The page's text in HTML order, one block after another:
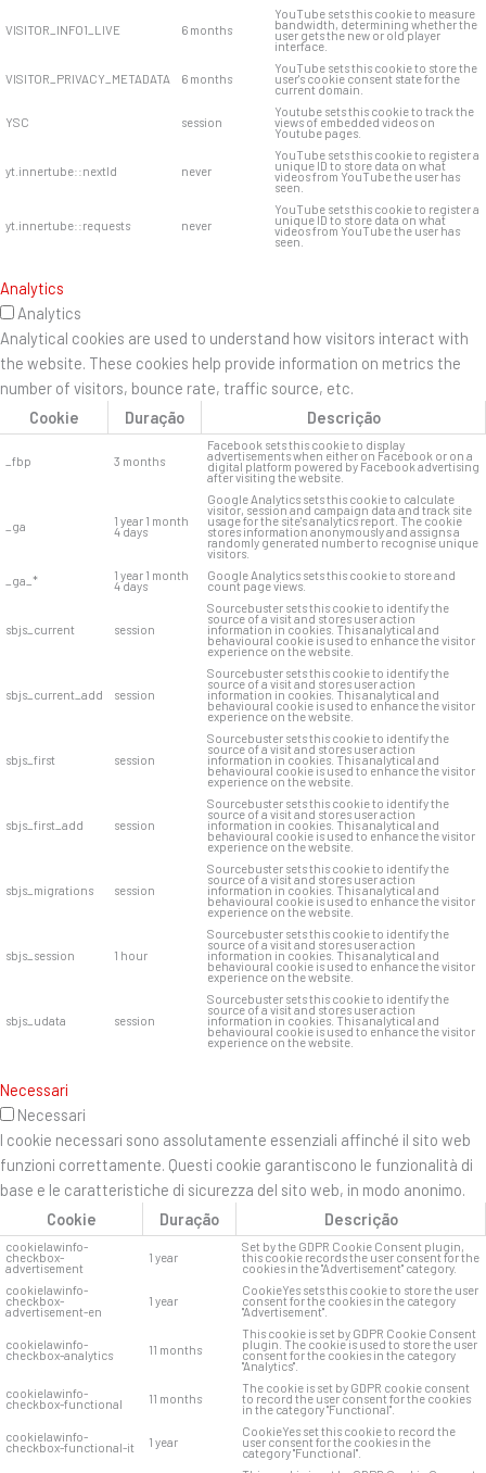
VISITOR_INFO1_LIVE 6 months
YouTube sets this cookie to measure
bandwidth, determining whether the
user gets the new or old player
interface.
VISITOR_PRIVACY_METADATA 6 months
YouTube sets this cookie to store the
user's cookie consent state for the
current domain.
YSC session
Youtube sets this cookie to track the
views of embedded videos on
Youtube pages.
yt.innertube::nextId never
YouTube sets this cookie to register a
unique ID to store data on what
videos from YouTube the user has
seen.
yt.innertube::requests never
YouTube sets this cookie to register a
unique ID to store data on what
videos from YouTube the user has
seen.
Analytics
Analytics
Analytical cookies are used to understand how visitors interact with
the website. These cookies help provide information on metrics the
number of visitors, bounce rate, traffic source, etc.
Cookie
Duração Descrição
_fbp 3 months
Facebook sets this cookie to display
advertisements when either on Facebook or on a
digital platform powered by Facebook advertising
after visiting the website.
_ga 1 year 1 month
4 days
Google Analytics sets this cookie to calculate
visitor, session and campaign data and track site
usage for the site's analytics report. The cookie
stores information anonymously and assigns a
randomly generated number to recognise unique
visitors.
_ga_*
1 year 1 month
4 days
Google Analytics sets this cookie to store and
count page views.
sbjs_current session
Sourcebuster sets this cookie to identify the
source of a visit and stores user action
information in cookies. This analytical and
behavioural cookie is used to enhance the visitor
experience on the website.
sbjs_current_add session
Sourcebuster sets this cookie to identify the
source of a visit and stores user action
information in cookies. This analytical and
behavioural cookie is used to enhance the visitor
experience on the website.
sbjs_first session
Sourcebuster sets this cookie to identify the
source of a visit and stores user action
information in cookies. This analytical and
behavioural cookie is used to enhance the visitor
experience on the website.
sbjs_first_add session
Sourcebuster sets this cookie to identify the
source of a visit and stores user action
information in cookies. This analytical and
behavioural cookie is used to enhance the visitor
experience on the website.
sbjs_migrations session
Sourcebuster sets this cookie to identify the
source of a visit and stores user action
information in cookies. This analytical and
behavioural cookie is used to enhance the visitor
experience on the website.
sbjs_session 1 hour
Sourcebuster sets this cookie to identify the
source of a visit and stores user action
information in cookies. This analytical and
behavioural cookie is used to enhance the visitor
experience on the website.
sbjs_udata session
Sourcebuster sets this cookie to identify the
source of a visit and stores user action
information in cookies. This analytical and
behavioural cookie is used to enhance the visitor
experience on the website.
Necessari
Necessari
I cookie necessari sono assolutamente essenziali affinché il sito web
funzioni correttamente. Questi cookie garantiscono le funzionalità di
base e le caratteristiche di sicurezza del sito web, in modo anonimo.
Cookie
Duração Descrição
cookielawinfo-
checkbox-
advertisement
1 year
Set by the GDPR Cookie Consent plugin,
this cookie records the user consent for the
cookies in the "Advertisement" category.
cookielawinfo-
checkbox-
advertisement-en
1 year
CookieYes sets this cookie to store the user
consent for the cookies in the category
"Advertisement".
cookielawinfo-
checkbox-analytics 11 months
This cookie is set by GDPR Cookie Consent
plugin. The cookie is used to store the user
consent for the cookies in the category
"Analytics".
cookielawinfo-
checkbox-functional 11 months
The cookie is set by GDPR cookie consent
to record the user consent for the cookies
in the category "Functional".
cookielawinfo-
checkbox-functional-it 1 year
CookieYes set this cookie to record the
user consent for the cookies in the
category "Functional".